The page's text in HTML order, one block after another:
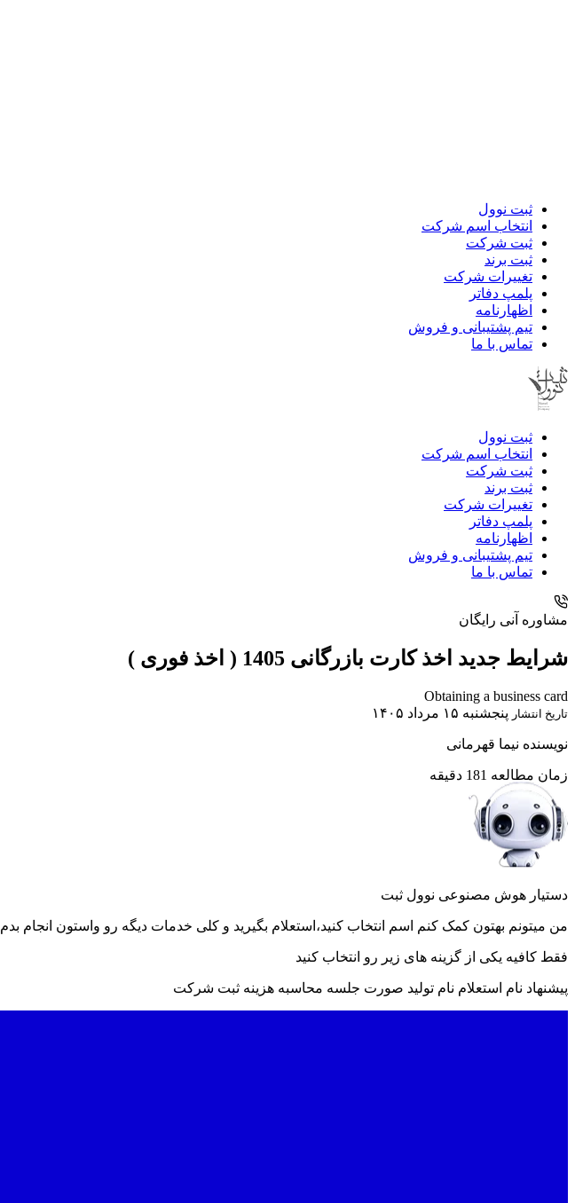
ثبت نوول
انتخاب اسم شرکت
ثبت شرکت
ثبت برند
تغییرات شرکت
پلمپ دفاتر
اظهارنامه
تیم پشتیبانی و فروش
تماس با ما
ثبت نوول
انتخاب اسم شرکت
ثبت شرکت
ثبت برند
تغییرات شرکت
پلمپ دفاتر
اظهارنامه
تیم پشتیبانی و فروش
تماس با ما
مشاوره آنی رایگان
شرایط جدید اخذ کارت بازرگانی 1405 ( اخذ فوری )
Obtaining a business card
تاریخ انتشار پنجشنبه ۱۵ مرداد ۱۴۰۵
نویسنده نیما قهرمانی
زمان مطالعه 181 دقیقه
دستیار هوش مصنوعی نوول ثبت
من میتونم بهتون کمک کنم اسم انتخاب کنید،استعلام بگیرید و کلی خدمات دیگه رو واستون انجام بدم
فقط کافیه یکی از گزینه های زیر رو انتخاب کنید
پیشنهاد نام استعلام نام تولید صورت جلسه محاسبه هزینه ثبت شرکت